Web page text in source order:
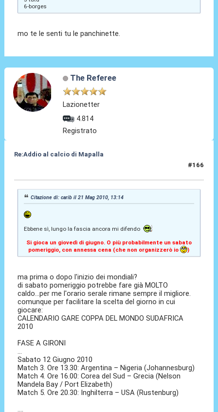
6-borges
mo te le senti tu le panchinette.
The Referee
Lazionetter
4.814
Registrato
Re:Addio al calcio di Mapalla
#166
Citazione di: carib il 21 Mag 2010, 13:14
Ebbene sì, lungo la fascia ancora mi difendo
Si gioca un giovedì di giugno. O più probabilmente un sabato
pomeriggio, con annessa cena (che non organizzerò io
)
ma prima o dopo l'inizio dei mondiali?
di sabato pomeriggio potrebbe fare già MOLTO
caldo...per me l'orario serale rimane sempre il migliore.
comunque per facilitare la scelta del giorno in cui
giocare:
CALENDARIO GARE COPPA DEL MONDO SUDAFRICA
2010
FASE A GIRONI
Sabato 12 Giugno 2010
Match 3. Ore 13.30: Argentina – Nigeria (Johannesburg)
Match 4. Ore 16.00: Corea del Sud – Grecia (Nelson
Mandela Bay / Port Elizabeth)
Match 5. Ore 20.30: Inghilterra – USA (Rustenburg)